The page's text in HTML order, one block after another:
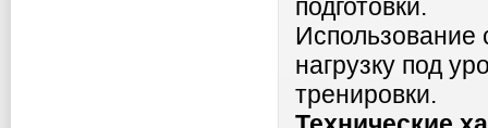
подготовки.
Использование
нагрузку под
тренировки.